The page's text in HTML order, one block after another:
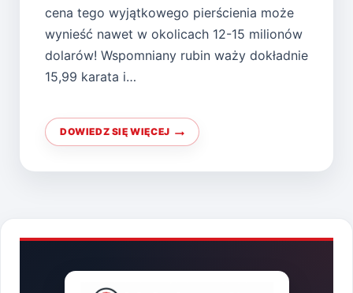
cena tego wyjątkowego pierścienia może
wynieść nawet w okolicach 12-15 milionów
dolarów! Wspomniany rubin waży dokładnie
15,99 karata i…
DOWIEDZ SIĘ WIĘCEJ
NIESAMOWITY
RUBIN